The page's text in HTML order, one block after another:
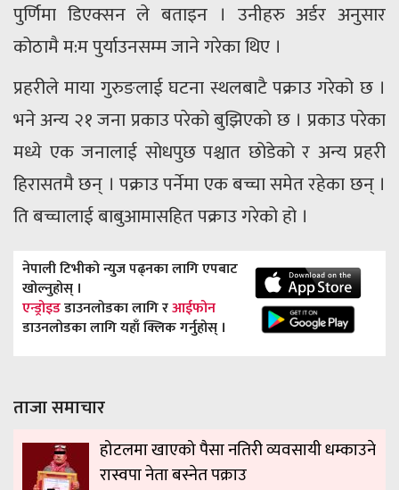
पुर्णिमा डिएक्सन ले बताइन । उनीहरु अर्डर अनुसार
कोठामै म:म पुर्याउनसम्म जाने गरेका थिए ।
प्रहरीले माया गुरुङलाई घटना स्थलबाटै पक्राउ गरेको छ ।
भने अन्य २१ जना प्रकाउ परेको बुझिएको छ । प्रकाउ परेका
मध्ये एक जनालाई सोधपुछ पश्चात छोडेको र अन्य प्रहरी
हिरासतमै छन् । पक्राउ पर्नेमा एक बच्चा समेत रहेका छन् ।
ति बच्चालाई बाबुआमासहित पक्राउ गरेको हो ।
नेपाली टिभीको न्युज पढ्नका लागि एपबाट
खोल्नुहोस् ।
एन्ड्रोइडडाउनलोडका लागि रआईफोन
डाउनलोडका लागि यहाँ क्लिक गर्नुहोस् ।
ताजा समाचार
होटलमा खाएको पैसा नतिरी व्यवसायी धम्काउने
रास्वपा नेता बस्नेत पक्राउ